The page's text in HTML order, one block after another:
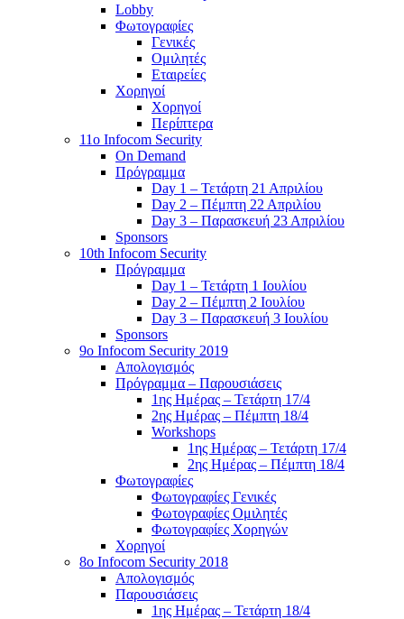
Lobby
Φωτογραφίες
Γενικές
Ομιλητές
Εταιρείες
Χορηγοί
Χορηγοί
Περίπτερα
11o Infocom Security
On Demand
Πρόγραμμα
Day 1 – Τετάρτη 21 Απριλίου
Day 2 – Πέμπτη 22 Απριλίου
Day 3 – Παρασκευή 23 Απριλίου
Sponsors
10th Infocom Security
Πρόγραμμα
Day 1 – Τετάρτη 1 Ιουλίου
Day 2 – Πέμπτη 2 Ιουλίου
Day 3 – Παρασκευή 3 Ιουλίου
Sponsors
9ο Infocom Security 2019
Απολογισμός
Πρόγραμμα – Παρουσιάσεις
1ης Ημέρας – Τετάρτη 17/4
2ης Ημέρας – Πέμπτη 18/4
Workshops
1ης Ημέρας – Τετάρτη 17/4
2ης Ημέρας – Πέμπτη 18/4
Φωτογραφίες
Φωτογραφίες Γενικές
Φωτογραφίες Ομιλητές
Φωτογραφίες Χορηγών
Χορηγοί
8ο Infocom Security 2018
Απολογισμός
Παρουσιάσεις
1ης Ημέρας – Τετάρτη 18/4